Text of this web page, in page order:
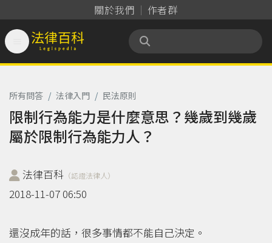
關於我們 作者群
法律百科 Legispedia
所有問答 / 法律入門 / 民法原則
限制行為能力是什麼意思？幾歲到幾歲
屬於限制行為能力人？
法律百科 （認證法律人）
2018-11-07 06:50
還沒成年的話，很多事情都不能自己決定。